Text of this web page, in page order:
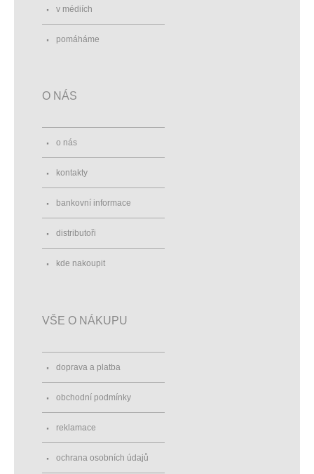
v médiích
pomáháme
O NÁS
o nás
kontakty
bankovní informace
distributoři
kde nakoupit
VŠE O NÁKUPU
doprava a platba
obchodní podmínky
reklamace
ochrana osobních údajů